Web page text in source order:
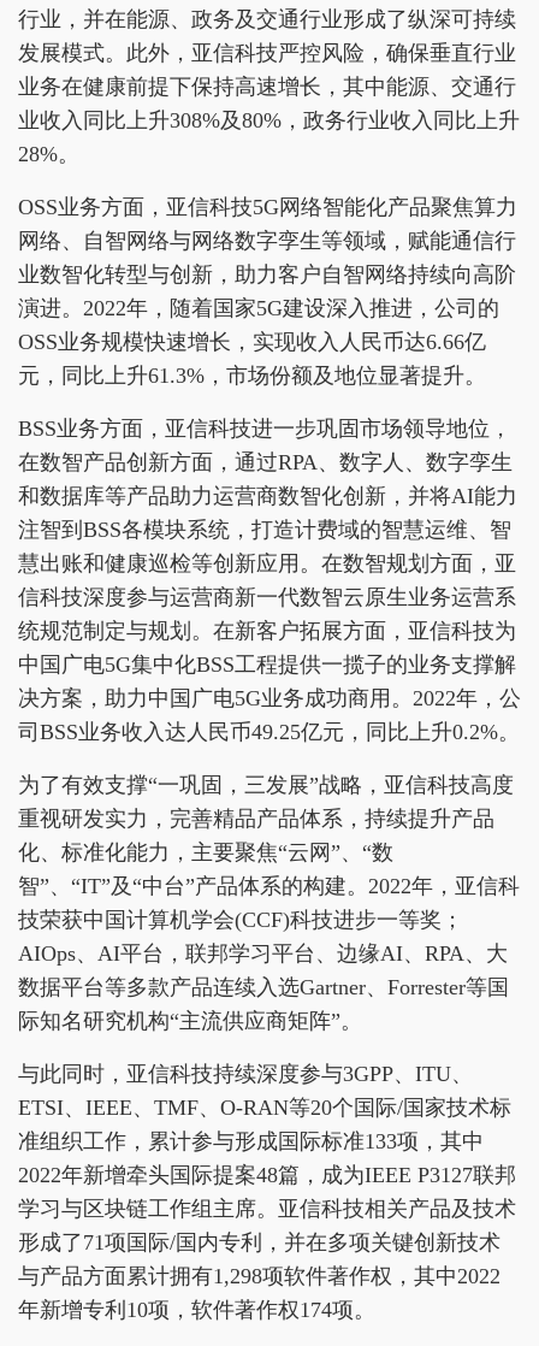
行业，并在能源、政务及交通行业形成了纵深可持续
发展模式。此外，亚信科技严控风险，确保垂直行业
业务在健康前提下保持高速增长，其中能源、交通行
业收入同比上升308%及80%，政务行业收入同比上升
28%。
OSS业务方面，亚信科技5G网络智能化产品聚焦算力
网络、自智网络与网络数字孪生等领域，赋能通信行
业数智化转型与创新，助力客户自智网络持续向高阶
演进。2022年，随着国家5G建设深入推进，公司的
OSS业务规模快速增长，实现收入人民币达6.66亿
元，同比上升61.3%，市场份额及地位显著提升。
BSS业务方面，亚信科技进一步巩固市场领导地位，
在数智产品创新方面，通过RPA、数字人、数字孪生
和数据库等产品助力运营商数智化创新，并将AI能力
注智到BSS各模块系统，打造计费域的智慧运维、智
慧出账和健康巡检等创新应用。在数智规划方面，亚
信科技深度参与运营商新一代数智云原生业务运营系
统规范制定与规划。在新客户拓展方面，亚信科技为
中国广电5G集中化BSS工程提供一揽子的业务支撑解
决方案，助力中国广电5G业务成功商用。2022年，公
司BSS业务收入达人民币49.25亿元，同比上升0.2%。
为了有效支撑“一巩固，三发展”战略，亚信科技高度
重视研发实力，完善精品产品体系，持续提升产品
化、标准化能力，主要聚焦“云网”、“数
智”、“IT”及“中台”产品体系的构建。2022年，亚信科
技荣获中国计算机学会(CCF)科技进步一等奖；
AIOps、AI平台，联邦学习平台、边缘AI、RPA、大
数据平台等多款产品连续入选Gartner、Forrester等国
际知名研究机构“主流供应商矩阵”。
与此同时，亚信科技持续深度参与3GPP、ITU、
ETSI、IEEE、TMF、O-RAN等20个国际/国家技术标
准组织工作，累计参与形成国际标准133项，其中
2022年新增牵头国际提案48篇，成为IEEE P3127联邦
学习与区块链工作组主席。亚信科技相关产品及技术
形成了71项国际/国内专利，并在多项关键创新技术
与产品方面累计拥有1,298项软件著作权，其中2022
年新增专利10项，软件著作权174项。